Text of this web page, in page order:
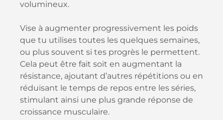
volumineux.
Vise à augmenter progressivement les poids
que tu utilises toutes les quelques semaines,
ou plus souvent si tes progrès le permettent.
Cela peut être fait soit en augmentant la
résistance, ajoutant d’autres répétitions ou en
réduisant le temps de repos entre les séries,
stimulant ainsi une plus grande réponse de
croissance musculaire.